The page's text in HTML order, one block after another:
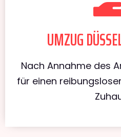
UMZUG
Nach Annahme des
für einen